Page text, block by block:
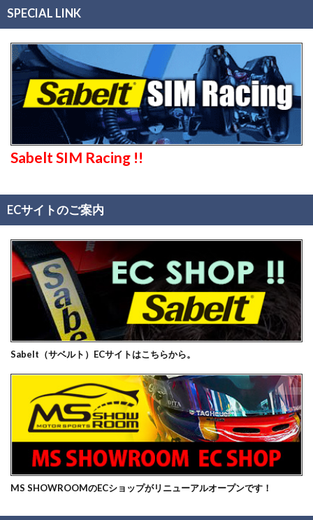
SPECIAL LINK
Sabelt SIM Racing !!
ECサイトのご案内
Sabelt（サベルト）ECサイトはこちらから。
MS SHOWROOMのECショップがリニューアルオープンです！